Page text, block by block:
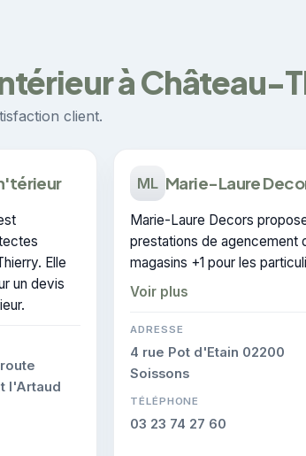
à Château-
client.
Elle
un devis
l'Artaud
ML Marie-Laure
Marie-Laure Decors
prestations de agencement
magasins +1 pour les particuliers à
Château-Thierry. Elle est
CERTIFIE, gage de
les interventions réalisées.
Voir plus
ADRESSE
4 rue Pot d'Etain 02200
Soissons
TÉLÉPHONE
03 23 74 27 60